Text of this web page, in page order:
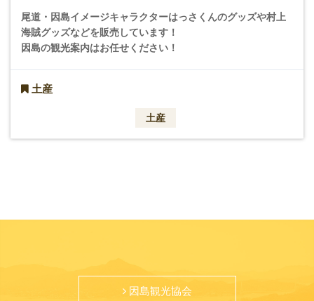
尾道・因島イメージキャラクターはっさくんのグッズや村上
海賊グッズなどを販売しています！
因島の観光案内はお任せください！
土産
土産
因島観光協会